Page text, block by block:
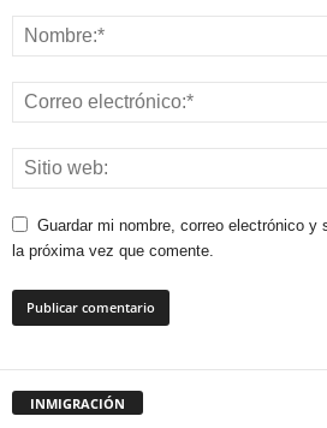
Guardar mi nombre, correo electrónico y
la próxima vez que comente.
INMIGRACIÓN